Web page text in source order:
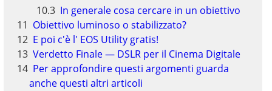
In generale cosa cercare in un obiettivo
Obiettivo luminoso o stabilizzato?
E poi c'è l' EOS Utility gratis!
Verdetto Finale — DSLR per il Cinema Digitale
Per approfondire questi argomenti guarda
anche questi altri articoli